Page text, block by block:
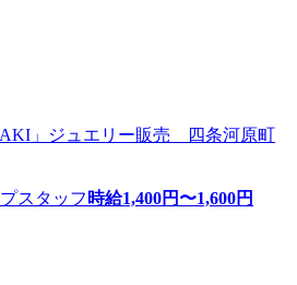
」ジュエリー販売 四条河原町
スタッフ 時給1,400円〜1,600円